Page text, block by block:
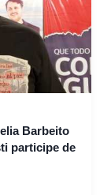
Barbeito
participe de